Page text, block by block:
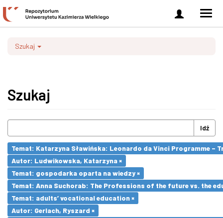
Zaloguj
się
Szukaj
Szukaj
Idź
Temat: Katarzyna Sławińska: Leonardo da Vinci Programme
Autor: Ludwikowska, Katarzyna ×
Temat: gospodarka oparta na wiedzy ×
Temat: Anna Suchorab: The Professions of the future vs. the
Temat: adults’ vocational education ×
Autor: Gerlach, Ryszard ×